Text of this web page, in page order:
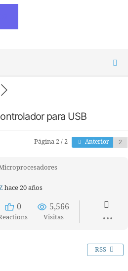
para USB
Página 2 / 2 Anterior
hace 20 años
0 5,566
Visitas
RSS